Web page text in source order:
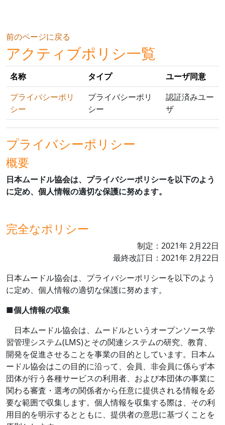
前のページに戻る
アクティブポリシ一覧
名称 タイプ
ユーザ同意
プライバシーポリ
シー
プライバシーポリ
シー
認証済みユー
ザ
プライバシーポリシー
概要
日本ムードル協会は、プライバシーポリシーを以下のよう
に定め、個人情報の適切な保護に努めます。
完全なポリシー
制定： 2021年2月22日
最終改訂日： 2021年2月22日
日本ムードル協会は、プライバシーポリシーを以下のよう
に定め、個人情報の適切な保護に努めます。
■個人情報の収集
日本ムードル協会は、ムードルというオープンソース学
習管理システム(LMS)とその関連システムの研究、教育、
開発を促進させることを事業の目的としています。日本ム
ードル協会はこの目的に沿って、会員、非会員に係らず本
団体が行う各種サービスの利用者、および本団体の事業に
関わる審査・選考の関係者から任意に提供される情報を必
要な範囲で収集します。個人情報を収集する際は、その利
用目的を明示するとともに、提供者の意思に基づくことを